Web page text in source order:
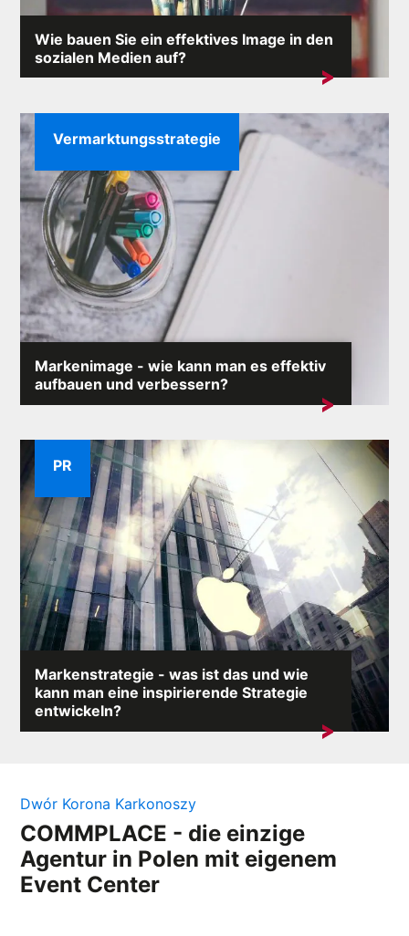
Wie bauen Sie ein effektives Image in den
sozialen Medien auf?
Im Internet, wo jeder Kommentar eine Lawine von
Markenimage - wie kann man es effektiv
aufbauen und verbessern?
Das Markenimage ist einer der wertvollsten
Vermarktungsstrategie
Markenstrategie - was ist das und wie
kann man eine inspirierende Strategie
entwickeln?
Die Unternehmen von heute erkennen zunehmend,
PR
Dwór Korona Karkonoszy
COMMPLACE - die einzige
Agentur in Polen mit eigenem
Event Center